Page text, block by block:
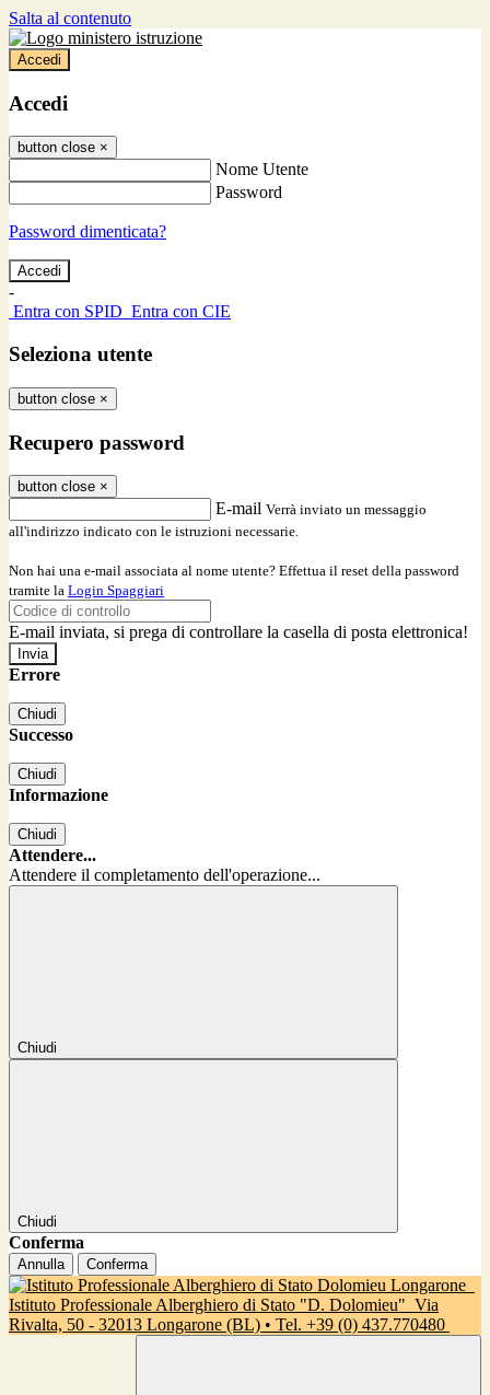
Salta al contenuto
Accedi
Accedi
button close ×
Nome Utente
Password
Password dimenticata?
-
Entra con SPID Entra con CIE
Seleziona utente
button close ×
Recupero password
button close ×
E-mail Verrà inviato un messaggio
all'indirizzo indicato con le istruzioni necessarie.
Non hai una e-mail associata al nome utente? Effettua il reset della password
tramite la Login Spaggiari
E-mail inviata, si prega di controllare la casella di posta elettronica!
Errore
Chiudi
Successo
Chiudi
Informazione
Chiudi
Attendere...
Attendere il completamento dell'operazione...
Chiudi
Chiudi
Conferma
Annulla Conferma
Istituto Professionale Alberghiero di Stato "D. Dolomieu" Via
Rivalta, 50 - 32013 Longarone (BL) • Tel. +39 (0) 437.770480